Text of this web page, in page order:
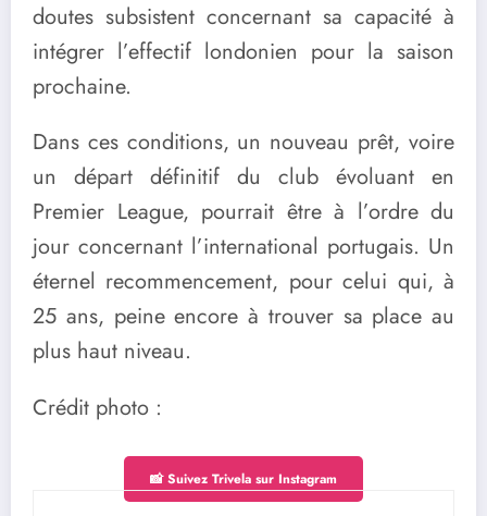
doutes subsistent concernant sa capacité à
intégrer l’effectif londonien pour la saison
prochaine.
Dans ces conditions, un nouveau prêt, voire
un départ définitif du club évoluant en
Premier League, pourrait être à l’ordre du
jour concernant l’international portugais. Un
éternel recommencement, pour celui qui, à
25 ans, peine encore à trouver sa place au
plus haut niveau.
Crédit photo :
📸 Suivez Trivela sur Instagram